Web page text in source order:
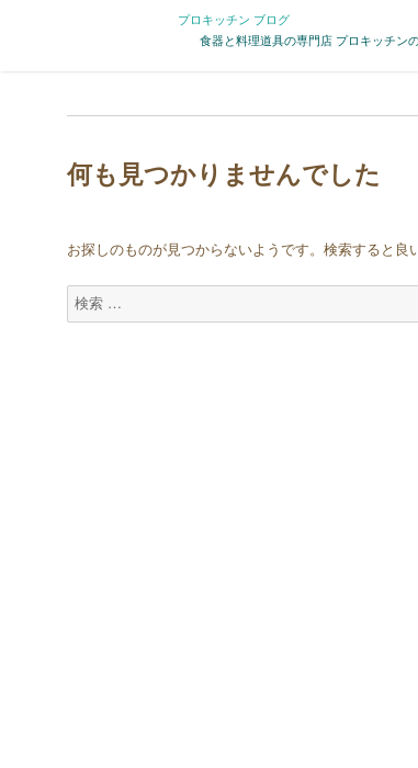
プロキッチン ブログ
食器と料理道具の専門店 プロキッチン
何も見つかりませんでした
お探しのものが見つからないようです。検索すると良
検